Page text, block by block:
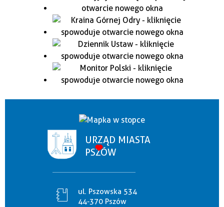
URZĄD MIASTA
PSZÓW
ul. Pszowska 534
44-370 Pszów